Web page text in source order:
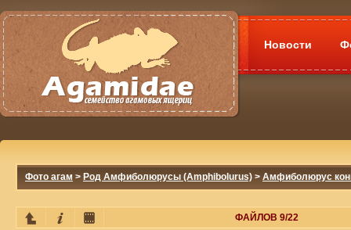
Новости
Фото агам > Род Амфиболюрусы (Amphibolurus) > Амфиболюрус
ФАЙЛОВ 9/22